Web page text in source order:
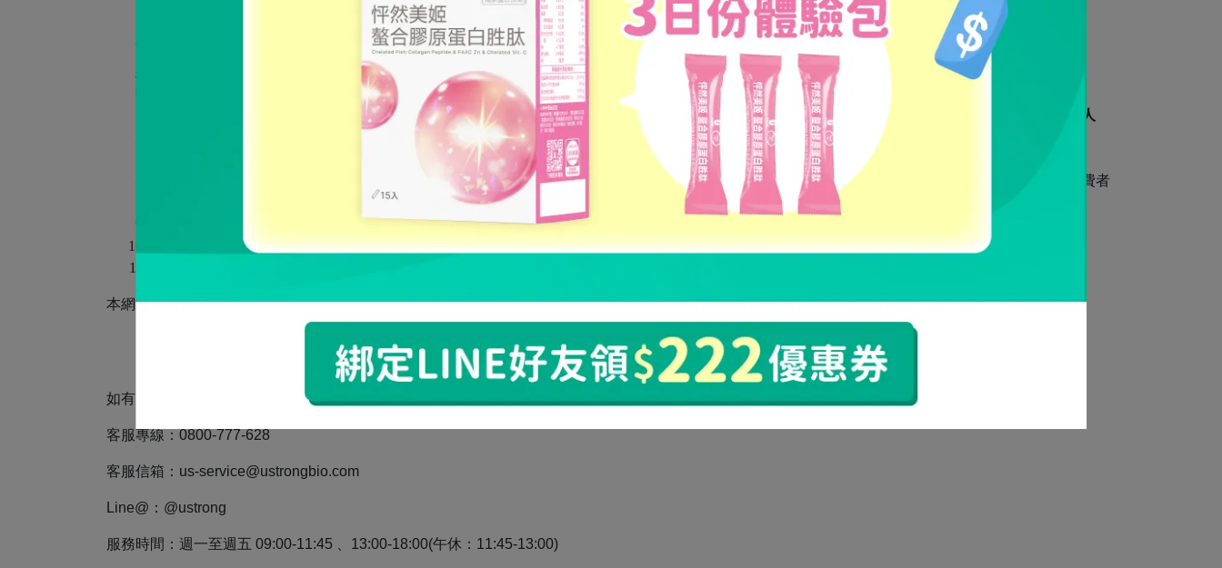
商品已拆封使用、退貨商品包裝破損、不完整，或發票、隨附資料不齊者。
辦理退換貨時無事先告知，消費者自行將商品寄回者，將不予以受理。
海外運送（非台灣地區之配送）除商品本身有瑕疵外，海外購物恕不受理退換貨服務，下單前請確認品項，如有商品瑕疵問題請您聯繫宥強官網客服人
購買時有使用「紅利點數」、「優惠券」，將於退貨退款完成時一併退回，若優惠券已超過使用期限，恕無法退回
會員退貨次數有異常者（非因商品瑕疵、商品送錯等情形造成之退貨），本網站
有權不經事先通知，逕行限制您使用會員帳號權利，以保障其他消費者
當您提出退換貨申請，收到您的退貨商品及發票無誤後，宥強官網將於14個工作天內將款項退回
運費負擔收到商品7日之內鑑賞期，於期限內僅限申請一次退貨免運費。
本網站可不定期修訂本顧客退換貨政策，並應以最新修訂生效的版本為準。
如有疑問，亦可直接與客服聯繫
客服專線：0800-777-628
客服信箱：us-service@ustrongbio.com
Line@：@ustrong
服務時間：週一至週五 09:00-11:45 、13:00-18:00(午休：11:45-13:00)